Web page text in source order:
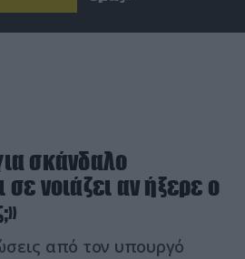
σκάνδαλο
νοιάζει αν ήξερε ο
από τον υπουργό